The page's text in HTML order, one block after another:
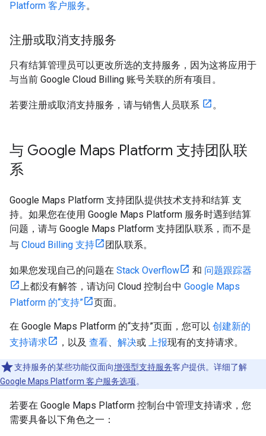
Platform 客户服务。
注册或取消支持服务
只有结算管理员可以更改所选的支持服务，因为这将应用于
与当前 Google Cloud Billing 账号关联的所有项目。
若要注册或取消支持服务，请与销售人员联系 。
与 Google Maps Platform 支持团队联
系
Google Maps Platform 支持团队提供技术支持和结算 支
持。如果您在使用 Google Maps Platform 服务时遇到结算
问题，请与 Google Maps Platform 支持团队联系，而不是
与 Cloud Billing 支持 团队联系。
如果您发现自己的问题在 Stack Overflow 和 问题跟踪器
上都没有解答，请访问 Cloud 控制台中 Google Maps
Platform 的“支持”
页面。
在 Google Maps Platform 的“支持”页面，您可以 创建新的
支持请求
，以及 查看 解决或 上报现有的支持请求。
支持服务的某些功能仅面向增强型支持服务客户提供。详细了解
Google Maps Platform 客户服务选项。
若要在 Google Maps Platform 控制台中管理支持请求，您
需要具备以下角色之一：